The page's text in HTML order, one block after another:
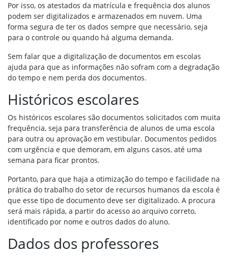
Por isso, os atestados da matrícula e frequência dos alunos
podem ser digitalizados e armazenados em nuvem. Uma
forma segura de ter os dados sempre que necessário, seja
para o controle ou quando há alguma demanda.
Sem falar que a digitalização de documentos em escolas
ajuda para que as informações não sofram com a degradação
do tempo e nem perda dos documentos.
Históricos escolares
Os históricos escolares são documentos solicitados com muita
frequência, seja para transferência de alunos de uma escola
para outra ou aprovação em vestibular. Documentos pedidos
com urgência e que demoram, em alguns casos, até uma
semana para ficar prontos.
Portanto, para que haja a otimização do tempo e facilidade na
prática do trabalho do setor de recursos humanos da escola é
que esse tipo de documento deve ser digitalizado. A procura
será mais rápida, a partir do acesso ao arquivo correto,
identificado por nome e outros dados do aluno.
Dados dos professores